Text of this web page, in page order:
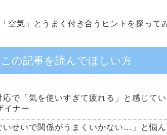
気」とうまく付き合うヒントを探って
この記事を読んでほしい方
応で「気を使いすぎて疲れる」と感じて
イナー
いせいで関係がうまくいかない…」と悩